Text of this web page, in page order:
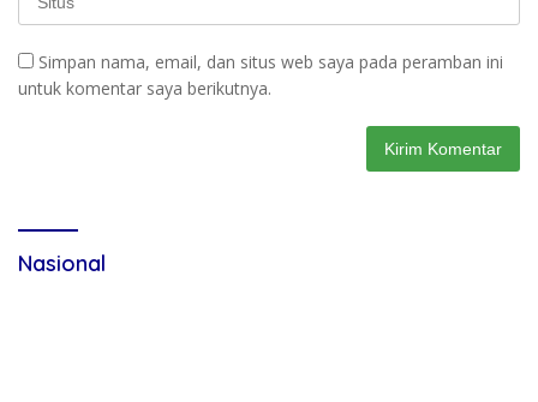
Simpan nama, email, dan situs web saya pada peramban ini
untuk komentar saya berikutnya.
Nasional